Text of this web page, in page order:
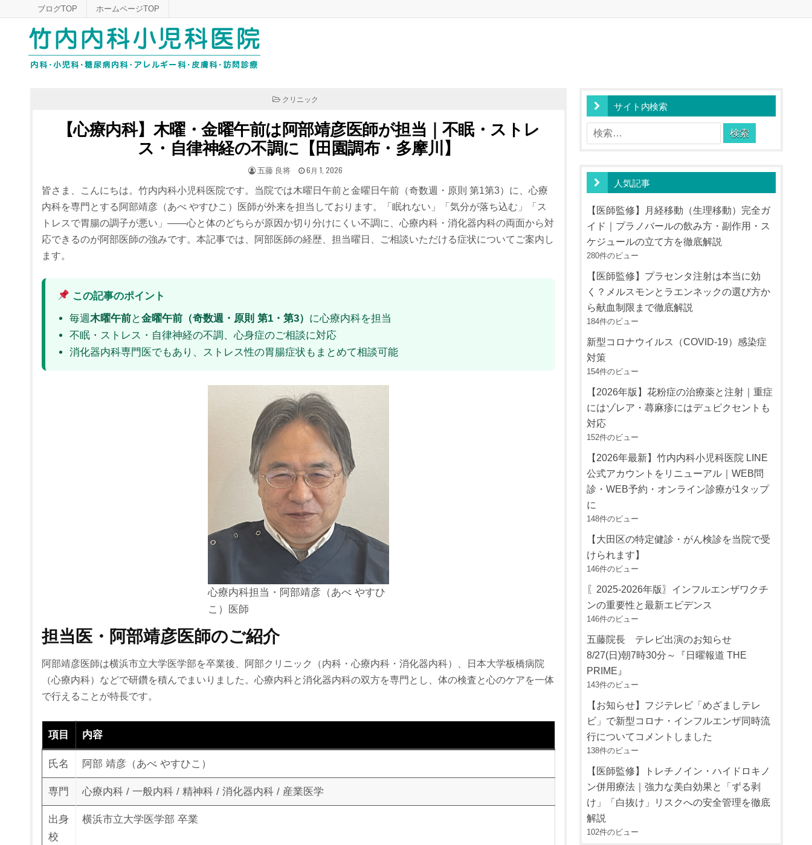
to
ブログTOP ホームページTOP
POSTED
クリニック
【心療内科】木曜・金曜午前は阿部靖彦医師が担当｜不眠・ストレ
ス・自律神経の不調に【田園調布・多摩川】
POSTED
五藤 良将
POSTED
6月 1, 2026
皆さま、こんにちは。竹内内科小児科医院です。当院では木曜日午前と金曜日午前（奇数週・原則 第1第3）に、心療
内科を専門とする阿部靖彦（あべ やすひこ）医師が外来を担当しております。「眠れない」「気分が落ち込む」「ス
トレスで胃腸の調子が悪い」——心と体のどちらが原因か切り分けにくい不調に、心療内科・消化器内科の両面から対
応できるのが阿部医師の強みです。本記事では、阿部医師の経歴、担当曜日、ご相談いただける症状についてご案内し
ます。
この記事のポイント
毎週木曜午前と金曜午前（奇数週・原則 第1・第3） に心療内科を担当
不眠・ストレス・自律神経の不調、心身症のご相談に対応
消化器内科専門医でもあり、ストレス性の胃腸症状もまとめて相談可能
心療内科担当・阿部靖彦（あべ やすひ
こ）医師
担当医・阿部靖彦医師のご紹介
阿部靖彦医師は横浜市立大学医学部を卒業後、阿部クリニック（内科・心療内科・消化器内科）、日本大学板橋病院
（心療内科）などで研鑽を積んでまいりました。心療内科と消化器内科の双方を専門とし、体の検査と心のケアを一体
で行えることが特長です。
項目 内容
氏名 阿部 靖彦（あべ やすひこ）
専門 心療内科 / 一般内科 / 精神科 / 消化器内科 / 産業医学
出身
校
横浜市立大学医学部 卒業
サイト内検索
検
索:
人気記事
【医師監修】月経移動（生理移動）完全ガ
イド｜プラノバールの飲み方・副作用・ス
ケジュールの立て方を徹底解説
280件のビュー
【医師監修】プラセンタ注射は本当に効
く？メルスモンとラエンネックの選び方か
ら献血制限まで徹底解説
184件のビュー
新型コロナウイルス（COVID-19）感染症
対策
154件のビュー
【2026年版】花粉症の治療薬と注射｜重症
にはゾレア・蕁麻疹にはデュピクセントも
対応
152件のビュー
【2026年最新】竹内内科小児科医院 LINE
公式アカウントをリニューアル｜WEB問
診・WEB予約・オンライン診療が1タップ
に
148件のビュー
【大田区の特定健診・がん検診を当院で受
けられます】
146件のビュー
〖2025-2026年版〗インフルエンザワクチ
ンの重要性と最新エビデンス
146件のビュー
五藤院長 テレビ出演のお知らせ
8/27(日)朝7時30分～『日曜報道 THE
PRIME』
143件のビュー
【お知らせ】フジテレビ「めざましテレ
ビ」で新型コロナ・インフルエンザ同時流
行についてコメントしました
138件のビュー
【医師監修】トレチノイン・ハイドロキノ
ン併用療法｜強力な美白効果と「ずる剥
け」「白抜け」リスクへの安全管理を徹底
解説
102件のビュー